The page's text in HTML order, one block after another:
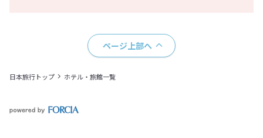
ページ上部へ
日本旅行トップ ホテル・旅館一覧